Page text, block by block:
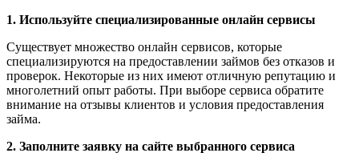
1. Используйте специализированные онлайн сервисы
Существует множество онлайн сервисов, которые
специализируются на предоставлении займов без отказов и
проверок. Некоторые из них имеют отличную репутацию и
многолетний опыт работы. При выборе сервиса обратите
внимание на отзывы клиентов и условия предоставления
займа.
2. Заполните заявку на сайте выбранного сервиса